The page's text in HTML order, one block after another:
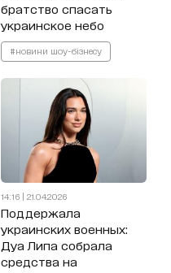
братство спасать
украинское небо
#новини шоу-бізнесу
14:16 | 21.04.2026
Поддержала
украинских военных:
Дуа Липа собрала
средства на